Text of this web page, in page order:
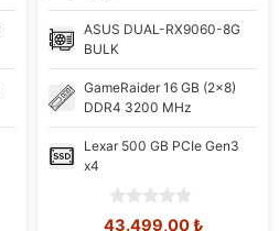
ASUS DUAL-RX9060-8G
BULK
GameRaider 16 GB (2x8)
DDR4 3200 MHz
Lexar 500 GB PCIe Gen3
x4
0
Orijinal
43.499,00₺Şu